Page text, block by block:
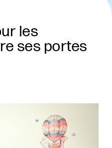
les
ses portes